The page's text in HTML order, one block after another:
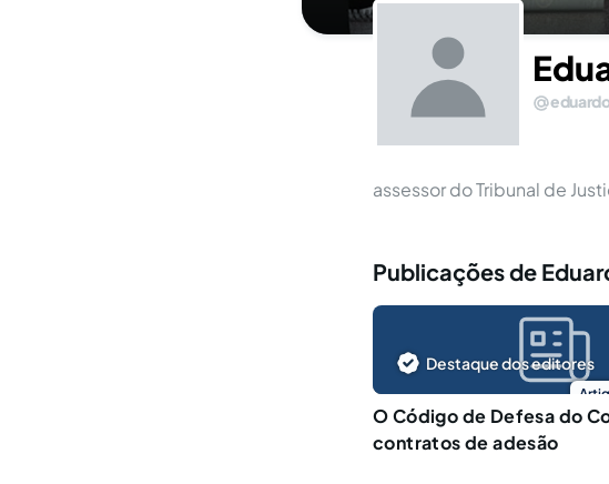
assessor do Tribunal de
Publicações de
Destaque dos editores
O Código de Defesa do
contratos de adesão